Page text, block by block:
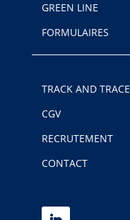
GREEN LINE
FORMULAIRES
TRACK AND TRACE
CGV
RECRUTEMENT
CONTACT